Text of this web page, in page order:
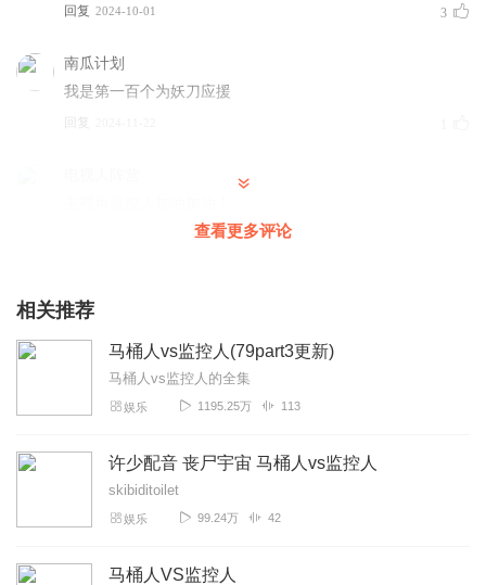
回复 2024-10-01 3
南瓜计划
我是第一百个为妖刀应援
回复
我来了！！！！！！！！！！！！！
2024-02-18
迷茫的咪哩
2024-02-14
1380868jtln
2024-09-01
查看更多评论
相关推荐
马桶人vs监控人(79part3更新)
马桶人vs监控人的全集
娱乐 1195.25万 113
许少配音 丧尸宇宙 马桶人vs监控人
skibiditoilet
娱乐 99.24万 42
马桶人VS监控人